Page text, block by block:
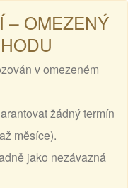
– OMEZENÝ
v omezeném
žádný termín
měsíce).
jako nezávazná